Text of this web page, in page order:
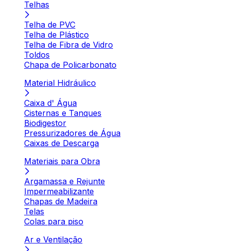
Telhas
Telha de PVC
Telha de Plástico
Telha de Fibra de Vidro
Toldos
Chapa de Policarbonato
Material Hidráulico
Caixa d' Água
Cisternas e Tanques
Biodigestor
Pressurizadores de Água
Caixas de Descarga
Materiais para Obra
Argamassa e Rejunte
Impermeabilizante
Chapas de Madeira
Telas
Colas para piso
Ar e Ventilação